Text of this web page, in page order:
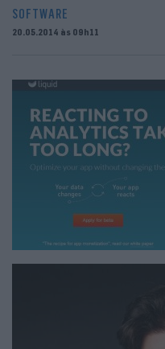
SOFTWARE
20.05.2014 às 09h11